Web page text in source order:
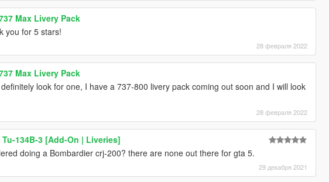
Max Livery Pack
you for 5 stars!
28 февраля 2022
Max Livery Pack
look for one, I have a 737-800 livery pack coming out soon and I will look
28 февраля 2022
134B-3 [Add-On | Liveries]
doing a Bombardier crj-200? there are none out there for gta 5.
29 декабря 2021